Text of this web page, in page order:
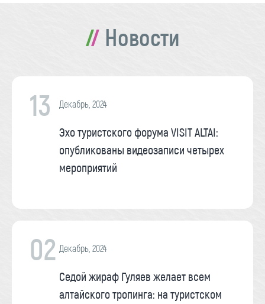
Новости
13 Декабрь, 2024
Эхо туристского форума VISIT ALTAI:
опубликованы видеозаписи четырех
мероприятий
02 Декабрь, 2024
Седой жираф Гуляев желает всем
алтайского тропинга: на туристском